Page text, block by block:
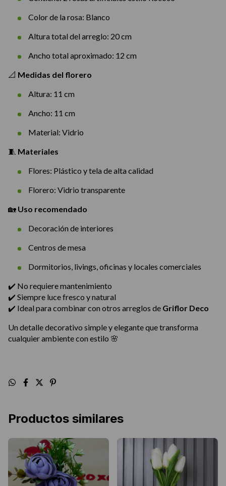
Color de la rosa: Blanco
Altura total del arreglo: 20 cm
Ancho total aproximado: 12 cm
📐 Medidas del florero
Altura: 11 cm
Ancho: 11 cm
Material: Vidrio
🧵 Materiales
Flores: Plástico y tela de alta calidad
Florero: Vidrio transparente
🏡 Uso recomendado
Decoración de interiores
Centros de mesa
Dormitorios, livings, oficinas y locales comerciales
✔️ No requiere mantenimiento
✔️ Siempre luce fresco y natural
✔️ Ideal para combinar con otros arreglos de Griflor Deco
Un detalle decorativo simple y elegante que transforma
cualquier ambiente con estilo 🌸
Productos similares